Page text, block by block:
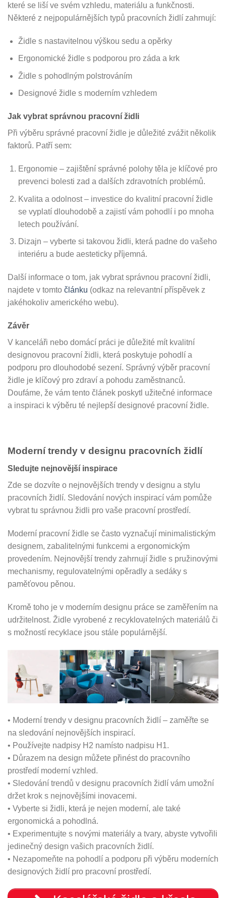
které se liší ve svém vzhledu, materiálu a funkčnosti.
Některé z nejpopulárnějších typů pracovních židlí zahrnují:
Židle s nastavitelnou výškou sedu a opěrky
Ergonomické židle s podporou pro záda a krk
Židle s pohodlným polstrováním
Designové židle s moderním vzhledem
Jak vybrat správnou pracovní židli
Při výběru správné pracovní židle je důležité zvážit několik
faktorů. Patří sem:
Ergonomie – zajištění správné polohy těla je klíčové pro
prevenci bolesti zad a dalších zdravotních problémů.
Kvalita a odolnost – investice do kvalitní pracovní židle
se vyplatí dlouhodobě a zajistí vám pohodlí i po mnoha
letech používání.
Dizajn – vyberte si takovou židli, která padne do vašeho
interiéru a bude aesteticky příjemná.
Další informace o tom, jak vybrat správnou pracovní židli,
najdete v tomto článku (odkaz na relevantní příspěvek z
jakéhokoliv amerického webu).
Závěr
V kanceláři nebo domácí práci je důležité mít kvalitní
designovou pracovní židli, která poskytuje pohodlí a
podporu pro dlouhodobé sezení. Správný výběr pracovní
židle je klíčový pro zdraví a pohodu zaměstnanců.
Doufáme, že vám tento článek poskytl užitečné informace
a inspiraci k výběru té nejlepší designové pracovní židle.
Moderní trendy v designu pracovních židlí
Sledujte nejnovější inspirace
Zde se dozvíte o nejnovějších trendy v designu a stylu
pracovních židlí. Sledování nových inspirací vám pomůže
vybrat tu správnou židli pro vaše pracovní prostředí.
Moderní pracovní židle se často vyznačují minimalistickým
designem, zabalitelnými funkcemi a ergonomickým
provedením. Nejnovější trendy zahrnují židle s pružinovými
mechanismy, regulovatelnými opěradly a sedáky s
paměťovou pěnou.
Kromě toho je v moderním designu práce se zaměřením na
udržitelnost. Židle vyrobené z recyklovatelných materiálů či
s možností recyklace jsou stále populárnější.
• Moderní trendy v designu pracovních židlí – zaměřte se
na sledování nejnovějších inspirací.
• Používejte nadpisy H2 namísto nadpisu H1.
• Důrazem na design můžete přinést do pracovního
prostředí moderní vzhled.
• Sledování trendů v designu pracovních židlí vám umožní
držet krok s nejnovějšími inovacemi.
• Vyberte si židli, která je nejen moderní, ale také
ergonomická a pohodlná.
• Experimentujte s novými materiály a tvary, abyste vytvořili
jedinečný design vašich pracovních židlí.
• Nezapomeňte na pohodlí a podporu při výběru moderních
designových židlí pro pracovní prostředí.